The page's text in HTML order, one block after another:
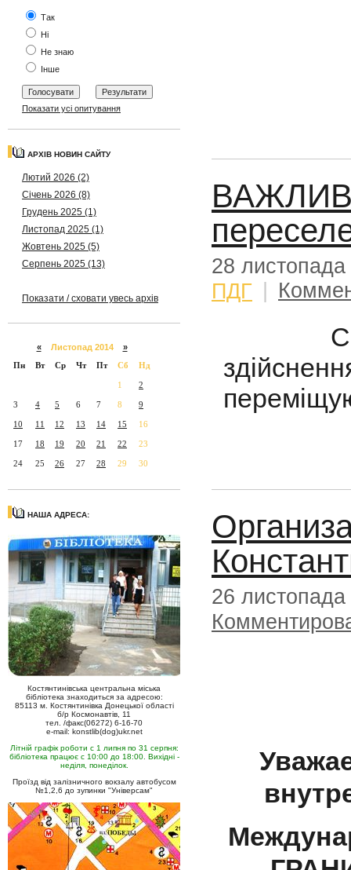
Так
Ні
Не знаю
Інше
Показати усі опитування
АРХІВ НОВИН САЙТУ
Лютий 2026 (2)
Січень 2026 (8)
Грудень 2025 (1)
Листопад 2025 (1)
Жовтень 2025 (5)
Серпень 2025 (13)
Показати / сховати увесь архів
«Листопад 2014 »
Пн
Вт Ср Чт Пт Сб Нд
1 2
3 4 5 6 7 8 9
10 11 12 13 14 15 16
17 18 19 20 21 22 23
24 25 26 27 28 29 30
НАША АДРЕСА:
Костянтинівська центральна міська
бібліотека знаходиться за адресою:
85113 м. Костянтинівка Донецької області
б/р Космонавтів, 11
тел. /факс(06272) 6-16-70
e-mail: konstlib(dog)ukr.net
Літній графік роботи с 1 липня по 31 серпня:
бібліотека працює с 10:00 до 18:00. Вихідні -
неділя, понеділок.
Проїзд від залізничного вокзалу автобусом
№1,2,6 до зупинки "Універсам"
28
ПДГ
26